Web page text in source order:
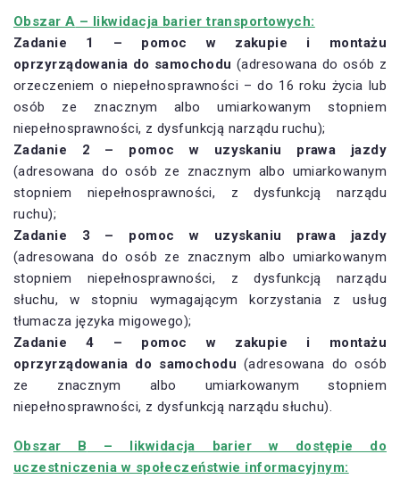
Obszar A – likwidacja barier transportowych:
Zadanie 1 – pomoc w zakupie i montażu
oprzyrządowania do samochodu (adresowana do osób z
orzeczeniem o niepełnosprawności – do 16 roku życia lub
osób ze znacznym albo umiarkowanym stopniem
niepełnosprawności, z dysfunkcją narządu ruchu);
Zadanie 2 – pomoc w uzyskaniu prawa jazdy
(adresowana do osób ze znacznym albo umiarkowanym
stopniem niepełnosprawności, z dysfunkcją narządu
ruchu);
Zadanie 3 – pomoc w uzyskaniu prawa jazdy
(adresowana do osób ze znacznym albo umiarkowanym
stopniem niepełnosprawności, z dysfunkcją narządu
słuchu, w stopniu wymagającym korzystania z usług
tłumacza języka migowego);
Zadanie 4 – pomoc w zakupie i montażu
oprzyrządowania do samochodu (adresowana do osób
ze znacznym albo umiarkowanym stopniem
niepełnosprawności, z dysfunkcją narządu słuchu).
Obszar B – likwidacja barier w dostępie do
uczestniczenia w społeczeństwie informacyjnym: